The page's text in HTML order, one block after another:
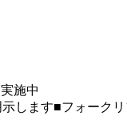
施中
します■フォークリ